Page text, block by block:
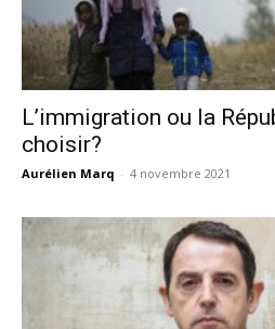
L’immigration ou la
choisir?
Aurélien Marq - 4 novembre 2021